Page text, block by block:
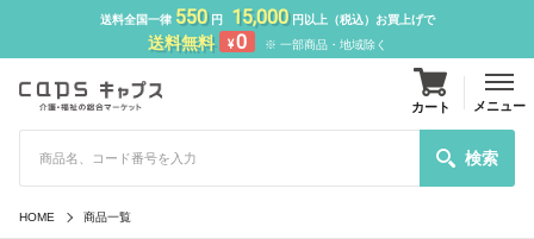
送料全国一律 550円 15,000円以上（税込）お買上げで
送料無料 ¥0 ※ 一部商品・地域除く
検索
カート メニュー
HOME 商品一覧